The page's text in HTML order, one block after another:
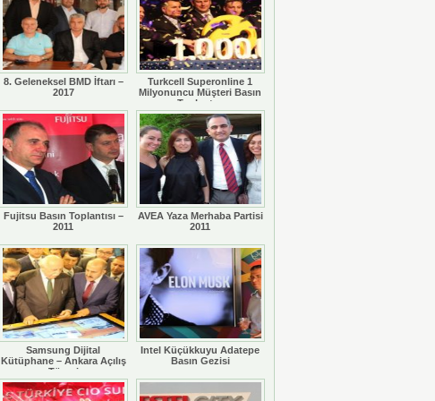
8. Geleneksel BMD İftarı –
2017
Turkcell Superonline 1
Milyonuncu Müşteri Basın
Toplantısı
Fujitsu Basın Toplantısı –
2011
AVEA Yaza Merhaba Partisi
2011
Samsung Dijital
Kütüphane – Ankara Açılış
Töreni
Intel Küçükkuyu Adatepe
Basın Gezisi